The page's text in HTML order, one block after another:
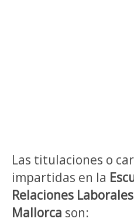
Las titulaciones o
impartidas en la
Relaciones
Mallorca son: